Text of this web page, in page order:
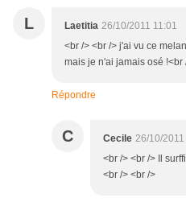
L Laetitia 26/10/2011 11:01
<br /> <br /> j'ai vu ce
mais je n'ai jamais osé !<br
Répondre
C Cecile 26/10/
<br /> <br /> Il
<br /> <br />